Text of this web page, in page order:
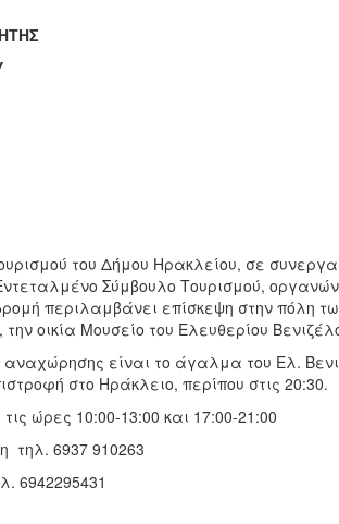
του Δήμου Ηρακλείου, σε
Σύμβουλο Τουρισμού,
περιλαμβάνει επίσκεψη στην πόλη
οικία Μουσείο του Ελευθερίου
αναχώρησης είναι το άγαλμα του Ελ.
στο Ηράκλειο, περίπου στις 20:30.
ώρες 10:00-13:00 και 17:00-21:00
τηλ. 6937 910263
6942295431